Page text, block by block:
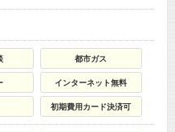
都市ガス
インターネット無料
初期費用カード決済可